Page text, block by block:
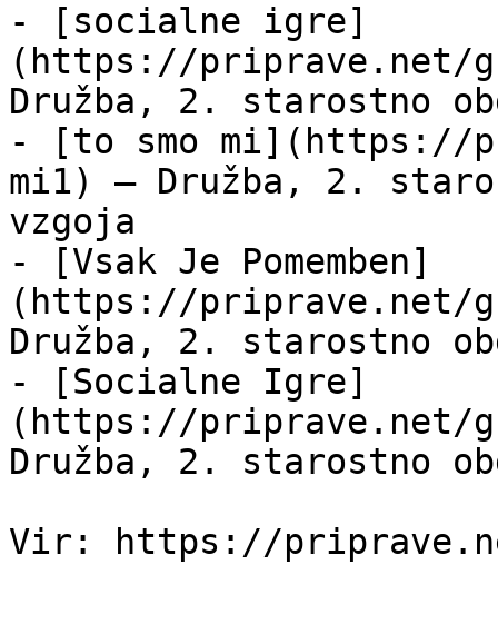
- [socialne igre]
(https://priprave.net/
Družba, 2. starostno
- [to smo mi](https://
mi1) — Družba, 2.
vzgoja
- [Vsak Je Pomemben]
(https://priprave.net/
Družba, 2. starostno
- [Socialne Igre]
(https://priprave.net/
Družba, 2. starostno